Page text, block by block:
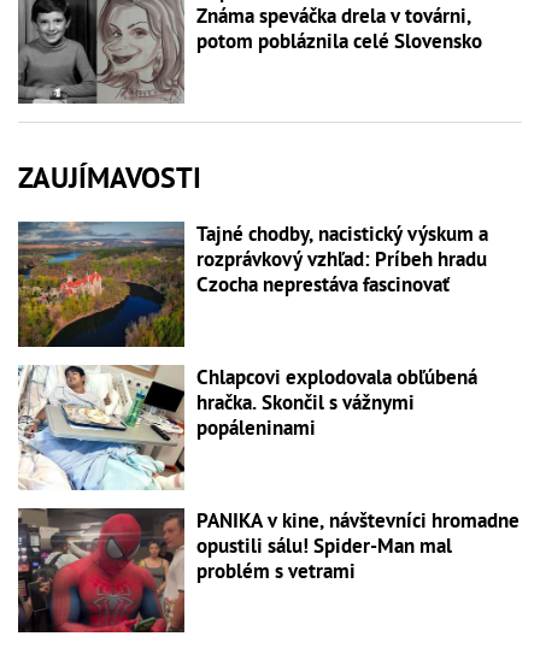
Známa speváčka drela v továrni,
potom pobláznila celé Slovensko
ZAUJÍMAVOSTI
Tajné chodby, nacistický výskum a
rozprávkový vzhľad: Príbeh hradu
Czocha neprestáva fascinovať
Chlapcovi explodovala obľúbená
hračka. Skončil s vážnymi
popáleninami
PANIKA v kine, návštevníci hromadne
opustili sálu! Spider-Man mal
problém s vetrami